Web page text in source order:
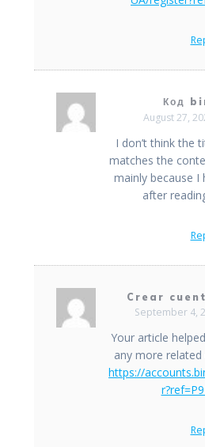
Код
August 27,
I don’t think the
matches the
mainly because I
after
Crear
September 4,
Your article
any more related
https://